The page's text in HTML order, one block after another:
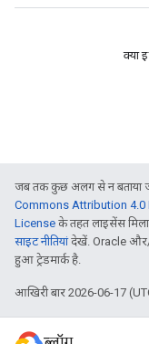
क्या
जब तक कुछ अलग से न बताया
Commons Attribution 4.0
License के तहत लाइसेंस मिला
साइट नीतियांदेखें. Oracle और/
हुआ ट्रेडमार्क है.
आखिरी बार 2026-06-17